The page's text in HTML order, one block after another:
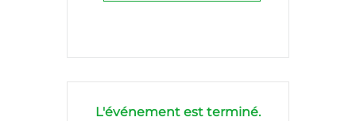
L'événement est terminé.